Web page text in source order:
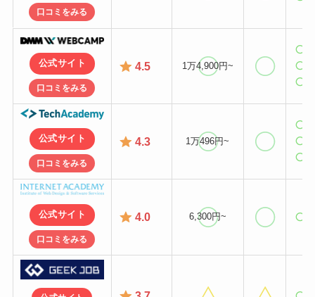
口コミをみる
公式サイト
口コミをみる
4.5 1万4,900円~
公式サイト
口コミをみる
4.3 1万496円~
公式サイト
口コミをみる
4.0 6,300円~